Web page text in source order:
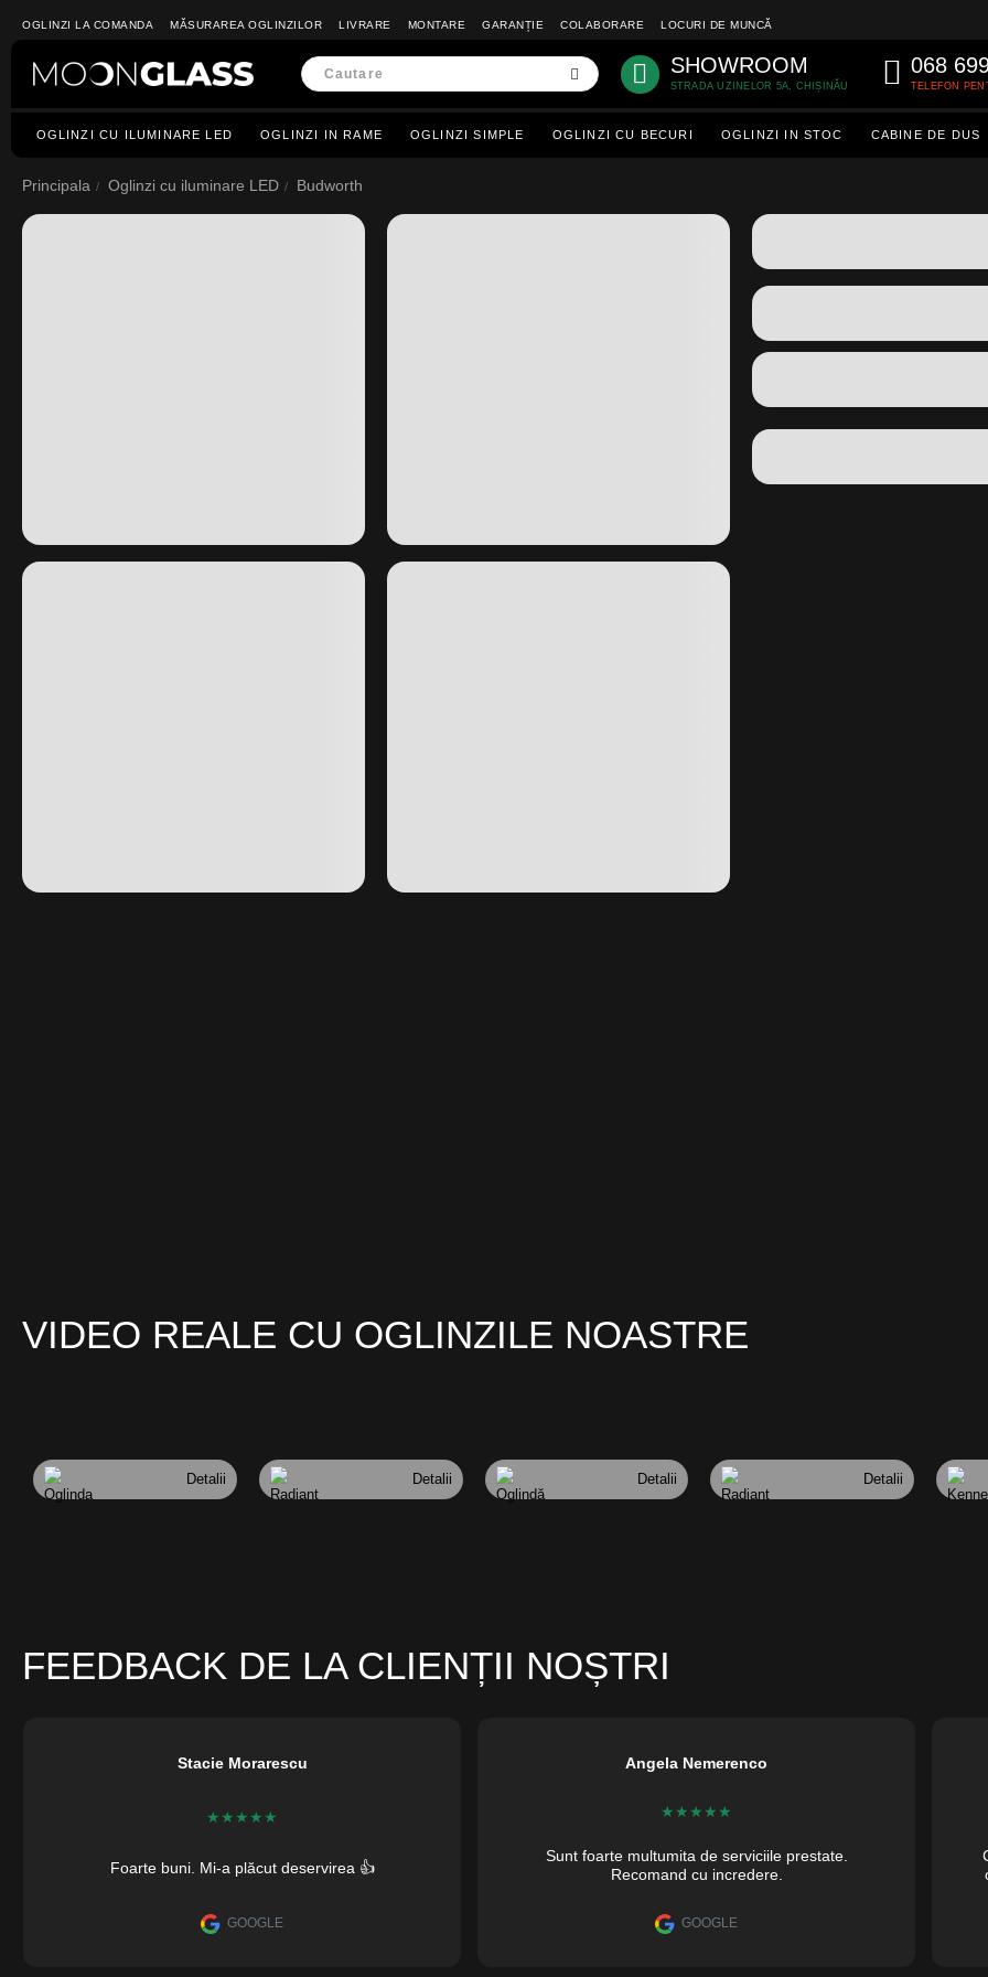
OGLINZI LA COMANDA MĂSURAREA OGLINZILOR LIVRARE MONTARE GARANȚIE COLABORARE LOCURI DE MUNCĂ
SHOWROOM
STRADA UZINELOR 5A, CHIȘINĂU
068
TELEFON
OGLINZI CU ILUMINARE LED OGLINZI IN RAME OGLINZI SIMPLE OGLINZI CU BECURI OGLINZI IN STOC CABINE DE DUS
Principala Oglinzi cu iluminare LED Budworth
VIDEO REALE CU OGLINZILE NOASTRE
Detalii Detalii Detalii Detalii
FEEDBACK DE LA CLIENȚII NOȘTRI
Stacie Morarescu
★ ★ ★ ★ ★
Foarte buni. Mi-a plăcut deservirea 👍
GOOGLE
Angela Nemerenco
★ ★ ★ ★ ★
Sunt foarte multumita de serviciile prestate.
Recomand cu incredere.
GOOGLE